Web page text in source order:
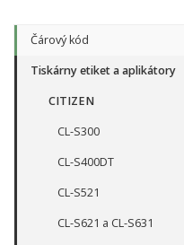
Čárový kód
Tiskárny etiket a aplikátory
CITIZEN
CL-S300
CL-S400DT
CL-S521
CL-S621 a CL-S631